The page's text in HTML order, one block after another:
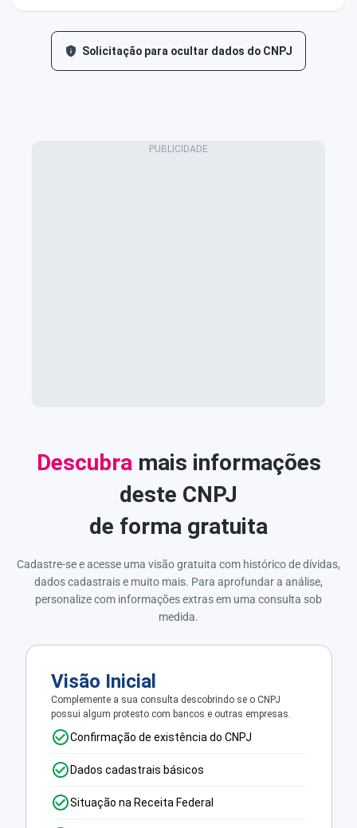
Solicitação para ocultar dados do CNPJ
Descubra mais informações
deste CNPJ
de forma gratuita
Cadastre-se e acesse uma visão gratuita com histórico de dívidas,
dados cadastrais e muito mais. Para aprofundar a análise,
personalize com informações extras em uma consulta sob
medida.
Visão Inicial
Complemente a sua consulta descobrindo se o CNPJ
possui algum protesto com bancos e outras empresas.
Confirmação de existência do CNPJ
Dados cadastrais básicos
Situação na Receita Federal